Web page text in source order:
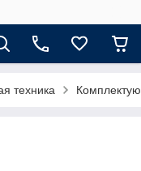
техника